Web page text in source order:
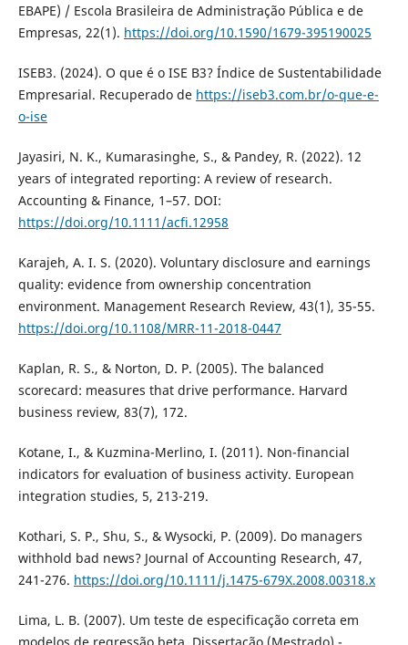
EBAPE) / Escola Brasileira de Administração Pública e de
Empresas, 22(1). https://doi.org/10.1590/1679-395190025
ISEB3. (2024). O que é o ISE B3? Índice de Sustentabilidade
Empresarial. Recuperado de https://iseb3.com.br/o-que-e-
o-ise
Jayasiri, N. K., Kumarasinghe, S., & Pandey, R. (2022). 12
years of integrated reporting: A review of research.
Accounting & Finance, 1–57. DOI:
https://doi.org/10.1111/acfi.12958
Karajeh, A. I. S. (2020). Voluntary disclosure and earnings
quality: evidence from ownership concentration
environment. Management Research Review, 43(1), 35-55.
https://doi.org/10.1108/MRR-11-2018-0447
Kaplan, R. S., & Norton, D. P. (2005). The balanced
scorecard: measures that drive performance. Harvard
business review, 83(7), 172.
Kotane, I., & Kuzmina-Merlino, I. (2011). Non-financial
indicators for evaluation of business activity. European
integration studies, 5, 213-219.
Kothari, S. P., Shu, S., & Wysocki, P. (2009). Do managers
withhold bad news? Journal of Accounting Research, 47,
241-276. https://doi.org/10.1111/j.1475-679X.2008.00318.x
Lima, L. B. (2007). Um teste de especificação correta em
modelos de regressão beta. Dissertação (Mestrado) -